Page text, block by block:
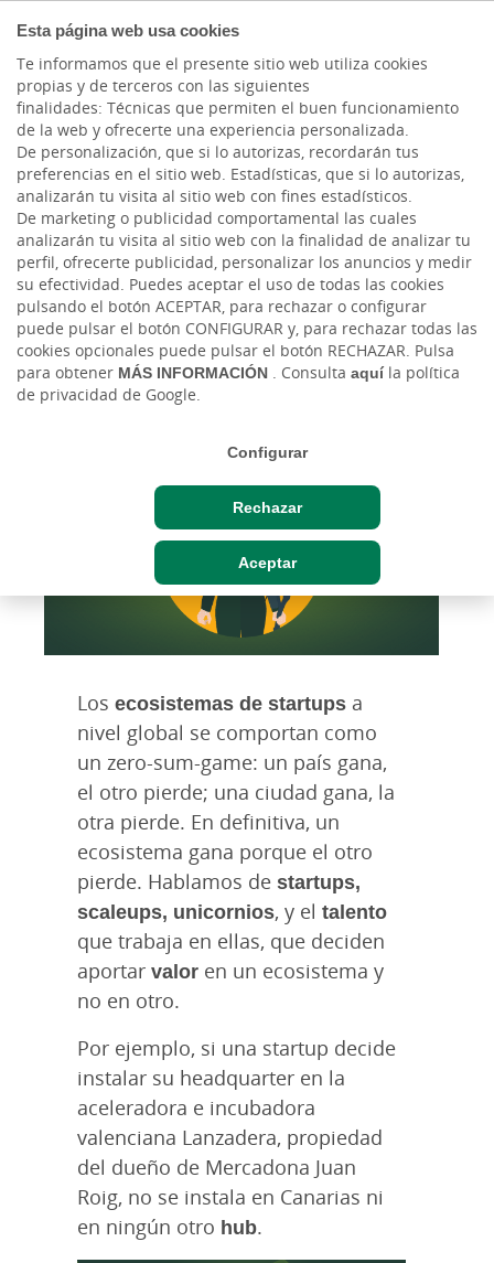
Esta página web usa cookies
Te informamos que el presente sitio web utiliza cookies
propias y de terceros con las siguientes
finalidades: Técnicas que permiten el buen funcionamiento
de la web y ofrecerte una experiencia personalizada.
De personalización, que si lo autorizas, recordarán tus
preferencias en el sitio web. Estadísticas, que si lo autorizas,
analizarán tu visita al sitio web con fines estadísticos.
De marketing o publicidad comportamental las cuales
analizarán tu visita al sitio web con la finalidad de analizar tu
perfil, ofrecerte publicidad, personalizar los anuncios y medir
su efectividad. Puedes aceptar el uso de todas las cookies
pulsando el botón ACEPTAR, para rechazar o configurar
puede pulsar el botón CONFIGURAR y, para rechazar todas las
cookies opcionales puede pulsar el botón RECHAZAR. Pulsa
para obtener MÁS INFORMACIÓN . Consulta aquíla política
de privacidad de Google.
Configurar
Rechazar
Aceptar
Actualidad
Ecosistemas zero-sum-
game: que empiecen los
juegos del hambre
Jue, 26/01/2023 - 12:00
Los ecosistemas de startups a
nivel global se comportan como
un zero-sum-game: un país gana,
el otro pierde; una ciudad gana, la
otra pierde. En definitiva, un
ecosistema gana porque el otro
pierde. Hablamos de startups,
scaleups, unicornios, y el talento
que trabaja en ellas, que deciden
aportar valor en un ecosistema y
no en otro.
Por ejemplo, si una startup decide
instalar su headquarter en la
aceleradora e incubadora
valenciana Lanzadera, propiedad
del dueño de Mercadona Juan
Roig, no se instala en Canarias ni
en ningún otro hub.